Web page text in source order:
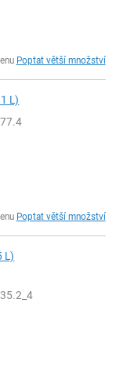
Poptat větší množství
L)
Poptat větší množství
L)